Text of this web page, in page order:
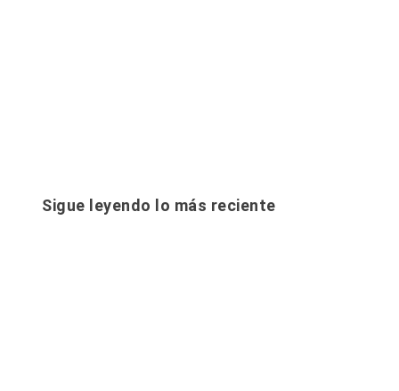
Sigue leyendo lo más reciente